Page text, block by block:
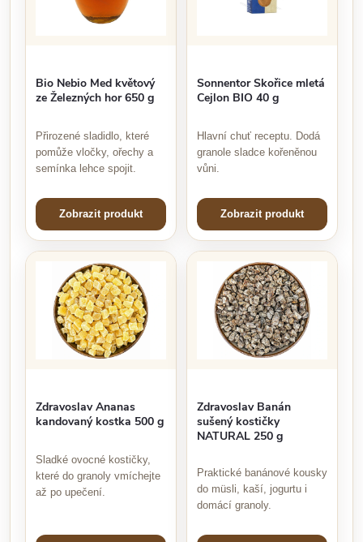
Bio Nebio Med květový
ze Železných hor 650 g
Přirozené sladidlo, které
pomůže vločky, ořechy a
semínka lehce spojit.
Zobrazit produkt
Sonnentor Skořice mletá
Cejlon BIO 40 g
Hlavní chuť receptu. Dodá
granole sladce kořeněnou
vůni.
Zobrazit produkt
Zdravoslav Ananas
kandovaný kostka 500 g
Sladké ovocné kostičky,
které do granoly vmíchejte
až po upečení.
Zdravoslav Banán
sušený kostičky
NATURAL 250 g
Praktické banánové kousky
do müsli, kaší, jogurtu i
domácí granoly.